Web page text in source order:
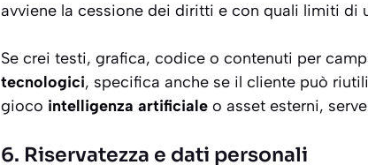
avviene la cessione dei diritti e con quali limiti di
Se crei testi, grafica, codice o contenuti per
tecnologici, specifica anche se il cliente può
gioco intelligenza artificiale o asset esterni,
6. Riservatezza e dati personali